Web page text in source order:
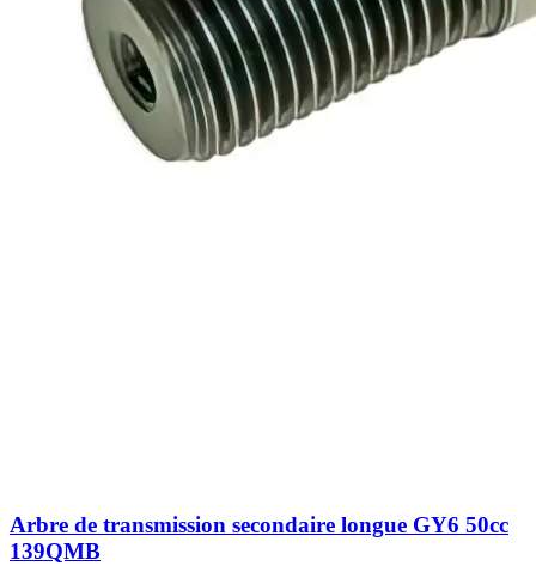
Arbre de transmission secondaire longue GY6 50cc
139QMB